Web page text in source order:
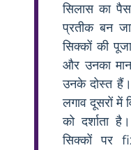
सिलास का
प्रतीक बन
सिक्कों की
और उनका
उनके दोस्त
लगाव दूसरों में
को दर्शाता
सिक्कों पर